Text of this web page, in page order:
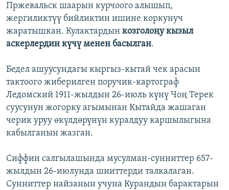
Пржевальск шаарын курчоого алышып,
жергиликтүү бийликтин ишине коркунуч
жаратышкан. Кулактардын козголоңу кызыл
аскерлердин күчү менен басылган.
Бедел ашуусундагы кыргыз-кытай чек арасын
тактоого жиберилген поручик-картограф
Ледомский 1911-жылдын 26-июль күнү Чоң Терек
суусунун жогорку агымынан Кытайда жашаган
черик уруу өкүлдөрүнүн куралдуу каршылыгына
кабылганын жазган.
Сиффин салгылашында мусулман-сунниттер 657-
жылдын 26-июлунда шииттерди талкалаган.
Сунниттер найзанын учуна Курандын барактарын